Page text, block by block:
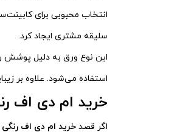
انتخاب محبوبی برای
سلیقه مشتری ایجاد کرد.
این نوع ورق به دلیل پوشش
استفاده می‌شود. علاوه بر
خرید ام دی اف رنگی
اگر قصدخرید ام دی اف رنگی 16